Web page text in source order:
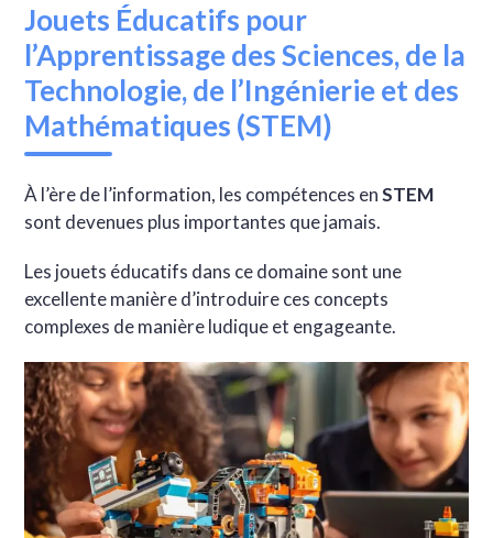
Jouets Éducatifs pour
l’Apprentissage des Sciences, de la
Technologie, de l’Ingénierie et des
Mathématiques (STEM)
À l’ère de l’information, les compétences enSTEM
sont devenues plus importantes que jamais.
Les jouets éducatifs dans ce domaine sont une
excellente manière d’introduire ces concepts
complexes de manière ludique et engageante.